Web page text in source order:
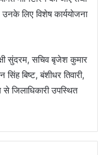
लिए विशेष कार्ययोजना
सुंदरम, सचिव बृजेश कुमार
बिष्ट, बंशीधर तिवारी,
से जिलाधिकारी उपस्थित